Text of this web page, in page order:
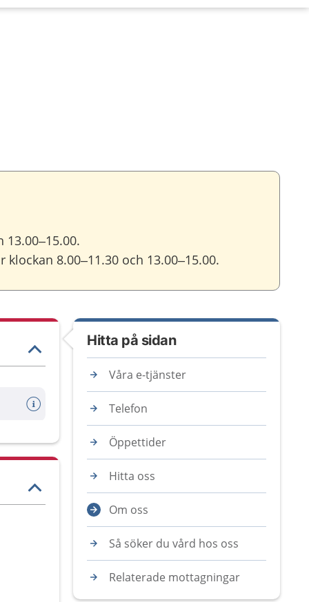
8.00–11.30 och 13.00–15.00.
Hitta på sidan
Våra e-tjänster
Telefon
Öppettider
Hitta oss
Om oss
Så söker du vård hos oss
Relaterade mottagningar